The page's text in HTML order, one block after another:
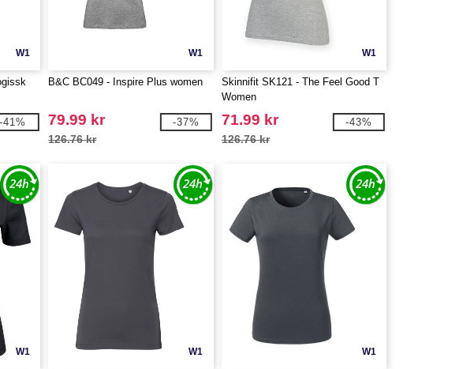
W1
-41%
W1
B&C BC049 - Inspire Plus women
79.99 kr
126.76 kr
-37%
W1
Skinnifit SK121 - The Feel Good T
Women
71.99 kr
126.76 kr
-43%
W1 W1 W1